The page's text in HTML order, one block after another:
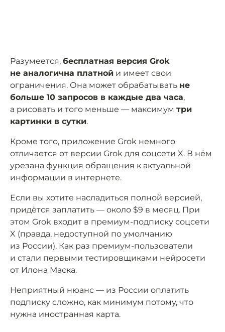
Разумеется, бесплатная версия Grok
не аналогична платной и имеет свои
ограничения. Она может обрабатывать не
больше 10 запросов в каждые два часа,
а рисовать и того меньше — максимум три
картинки в сутки.
Кроме того, приложение Grok немного
отличается от версии Grok для соцсети X. В нём
урезана функция обращения к актуальной
информации в интернете.
Если вы хотите насладиться полной версией,
придётся заплатить — около $9 в месяц. При
этом Grok входит в премиум-подписку соцсети
X (правда, недоступной по умолчанию
из России). Как раз премиум-пользователи
и стали первыми тестировщиками нейросети
от Илона Маска.
Неприятный нюанс — из России оплатить
подписку сложно, как минимум потому, что
нужна иностранная карта.